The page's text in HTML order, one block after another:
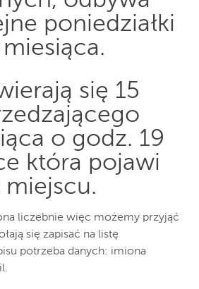
poniedziałki
się 15
o godz. 19
która pojawi
liczebnie więc możemy przyjąć
się zapisać na listę
potrzeba danych: imiona